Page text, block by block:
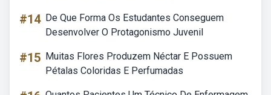
#14 De Que Forma Os Estudantes Conseguem
Desenvolver O Protagonismo Juvenil
#15 Muitas Flores Produzem Néctar E Possuem
Pétalas Coloridas E Perfumadas